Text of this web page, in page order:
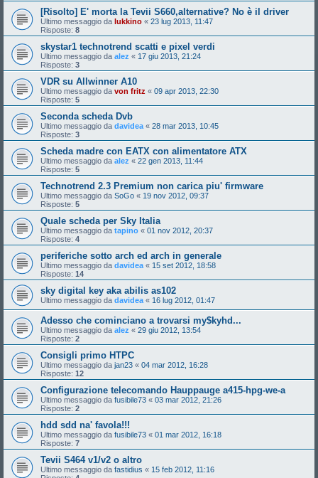
[Risolto] E' morta la Tevii S660,alternative? No è il driver
Ultimo messaggio da lukkino « 23 lug 2013, 11:47
Risposte: 8
skystar1 technotrend scatti e pixel verdi
Ultimo messaggio da alez « 17 giu 2013, 21:24
Risposte: 3
VDR su Allwinner A10
Ultimo messaggio da von fritz « 09 apr 2013, 22:30
Risposte: 5
Seconda scheda Dvb
Ultimo messaggio da davidea « 28 mar 2013, 10:45
Risposte: 3
Scheda madre con EATX con alimentatore ATX
Ultimo messaggio da alez « 22 gen 2013, 11:44
Risposte: 5
Technotrend 2.3 Premium non carica piu' firmware
Ultimo messaggio da SoGo « 19 nov 2012, 09:37
Risposte: 5
Quale scheda per Sky Italia
Ultimo messaggio da tapino « 01 nov 2012, 20:37
Risposte: 4
periferiche sotto arch ed arch in generale
Ultimo messaggio da davidea « 15 set 2012, 18:58
Risposte: 14
sky digital key aka abilis as102
Ultimo messaggio da davidea « 16 lug 2012, 01:47
Adesso che cominciano a trovarsi my$kyhd...
Ultimo messaggio da alez « 29 giu 2012, 13:54
Risposte: 2
Consigli primo HTPC
Ultimo messaggio da jan23 « 04 mar 2012, 16:28
Risposte: 12
Configurazione telecomando Hauppauge a415-hpg-we-a
Ultimo messaggio da fusibile73 « 03 mar 2012, 21:26
Risposte: 2
hdd sdd na' favola!!!
Ultimo messaggio da fusibile73 « 01 mar 2012, 16:18
Risposte: 7
Tevii S464 v1/v2 o altro
Ultimo messaggio da fastidius « 15 feb 2012, 11:16